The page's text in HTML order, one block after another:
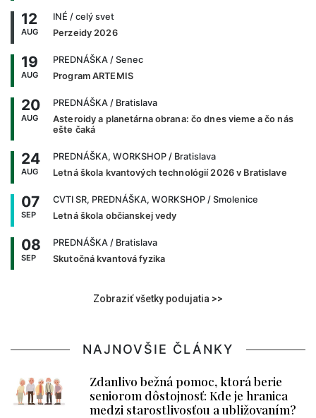
12
AUG
INÉ / celý svet
Perzeidy 2026
19
AUG
PREDNÁŠKA / Senec
Program ARTEMIS
20
AUG
PREDNÁŠKA / Bratislava
Asteroidy a planetárna obrana: čo dnes vieme a čo nás
ešte čaká
24
AUG
PREDNÁŠKA, WORKSHOP / Bratislava
Letná škola kvantových technológií 2026 v Bratislave
07
SEP
CVTI SR, PREDNÁŠKA, WORKSHOP / Smolenice
Letná škola občianskej vedy
08
SEP
PREDNÁŠKA / Bratislava
Skutočná kvantová fyzika
Zobraziť všetky podujatia >>
NAJNOVŠIE ČLÁNKY
Zdanlivo bežná pomoc, ktorá berie
seniorom dôstojnosť: Kde je hranica
medzi starostlivosťou a ubližovaním?